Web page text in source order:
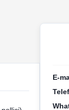
E-